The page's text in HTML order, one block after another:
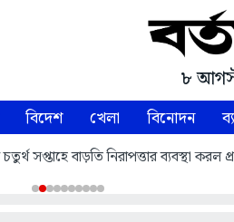
৮
বিদেশ খেলা বিনোদন
সপ্তাহে বাড়তি নিরাপত্তার ব্যবস্থা করল